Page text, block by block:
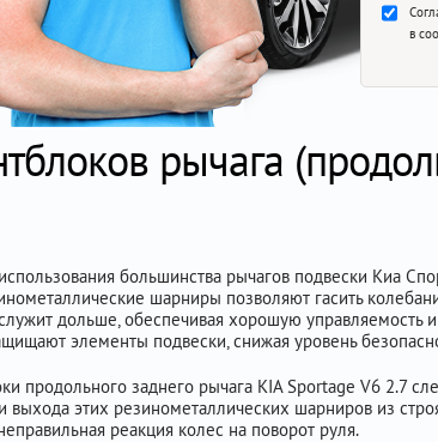
в
рычага
большинства рычагов подвески Киа
шарниры позволяют гасить
дольше, обеспечивая хорошую управляемость
элементы подвески, снижая уровень
продольного заднего рычага KIA Sportage V6 2.7
выхода этих резинометаллических шарниров из
реакция колес на поворот руля.